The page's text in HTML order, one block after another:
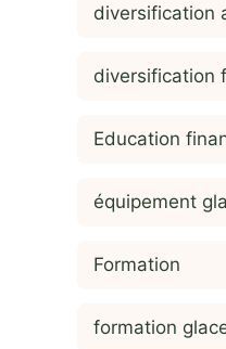
diversification
diversification
Education
équipement
Formation
formation